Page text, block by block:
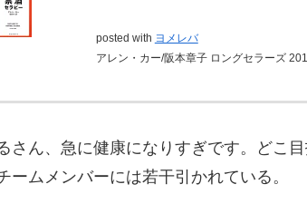
posted with ヨメレバ
アレン・カー/阪本章子 ロングセラーズ
さん、急に健康になりすぎです。どこ
ームメンバーには若干引かれている。